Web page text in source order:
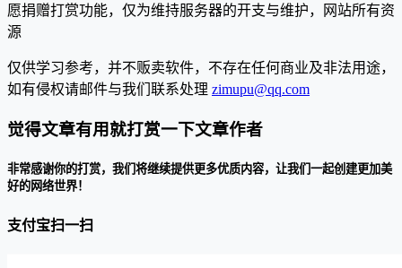
愿捐赠打赏功能，仅为维持服务器的开支与维护，网站所有资
源
仅供学习参考，并不贩卖软件，不存在任何商业及非法用途，
如有侵权请邮件与我们联系处理 zimupu@qq.com
觉得文章有用就打赏一下文章作者
非常感谢你的打赏，我们将继续提供更多优质内容，让我们一起创建更加美
好的网络世界！
支付宝扫一扫